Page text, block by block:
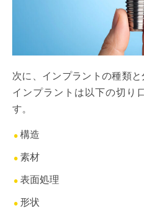
次に、インプラントの種類と
インプラントは以下の切り
す。
構造
素材
表面処理
形状